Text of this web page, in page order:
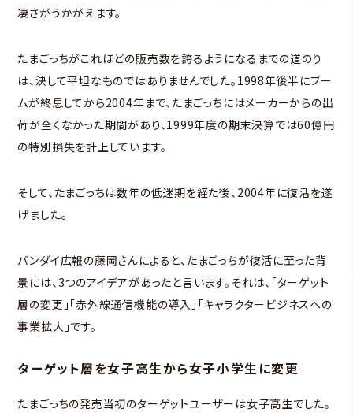
凄さがうかがえます。
たまごっちがこれほどの販売数を誇るようになるまでの道のり
は、決して平坦なものではありませんでした。1998年後半にブー
ムが終息してから2004年まで、たまごっちにはメーカーからの出
荷が全くなかった期間があり、1999年度の期末決算では60億円
の特別損失を計上しています。
そして、たまごっちは数年の低迷期を経た後、2004年に復活を遂
げました。
バンダイ広報の藤岡さんによると、たまごっちが復活に至った背
景には、3つのアイデアがあったと言います。それは、「ターゲット
層の変更」「赤外線通信機能の導入」「キャラクタービジネスへの
事業拡大」です。
ターゲット層を女子高生から女子小学生に変更
たまごっちの発売当初のターゲットユーザーは女子高生でした。